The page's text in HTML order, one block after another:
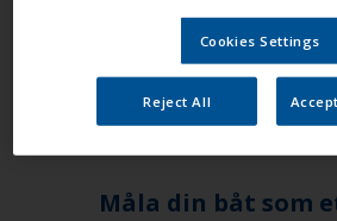
Grundmåla med Interprotect och
Perfection Grundfärg och
grundfärg och Toplac.
Måla din båt som
Cookies Settings
Reject All